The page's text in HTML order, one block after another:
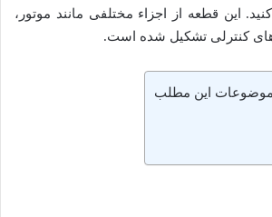
کنید. این قطعه از اجزاء مختلفی مانند موتور،
کنترلی تشکیل شده است.
این مطلب